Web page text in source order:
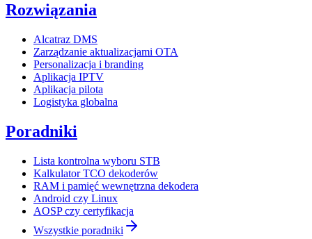
Rozwiązania
Alcatraz DMS
Zarządzanie aktualizacjami OTA
Personalizacja i branding
Aplikacja IPTV
Aplikacja pilota
Logistyka globalna
Poradniki
Lista kontrolna wyboru STB
Kalkulator TCO dekoderów
RAM i pamięć wewnętrzna dekodera
Android czy Linux
AOSP czy certyfikacja
Wszystkie poradniki